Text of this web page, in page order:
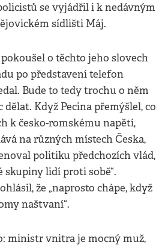
se vyjádřil i k nedávným
sídlišti Máj.
o těchto jeho slovech
po představení telefon
Bude to tedy trochu o něm
dělat. Když Pecina přemýšlel, co
k česko-romskému napětí,
na různých místech Česka,
politiku předchozích vlád,
lidí proti sobě“.
že „naprosto chápe, když
naštvaní“.
ministr vnitra je mocný muž,